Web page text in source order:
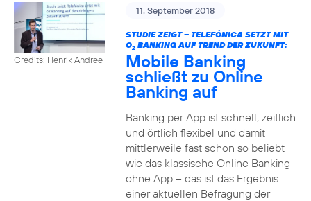
Credits: Henrik Andree
11. September 2018
STUDIE ZEIGT – TELEFÓNICA SETZT MIT
O2BANKING AUF TREND DER ZUKUNFT:
Mobile Banking
schließt zu Online
Banking auf
Banking per App ist schnell, zeitlich
und örtlich flexibel und damit
mittlerweile fast schon so beliebt
wie das klassische Online Banking
ohne App – das ist das Ergebnis
einer aktuellen Befragung der